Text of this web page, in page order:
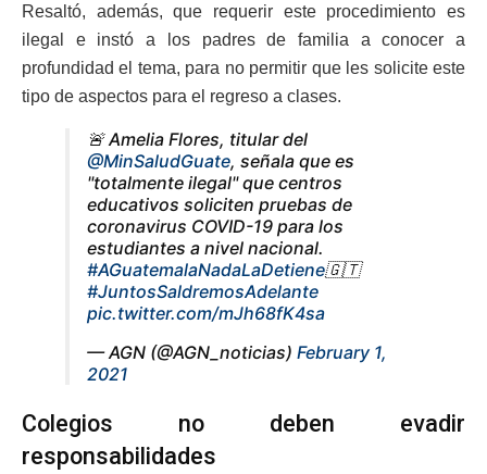
Resaltó, además, que requerir este procedimiento es
ilegal e instó a los padres de familia a conocer a
profundidad el tema, para no permitir que les solicite este
tipo de aspectos para el regreso a clases.
🚨 Amelia Flores, titular del
@MinSaludGuate, señala que es
"totalmente ilegal" que centros
educativos soliciten pruebas de
coronavirus COVID-19 para los
estudiantes a nivel nacional.
#AGuatemalaNadaLaDetiene🇬🇹
#JuntosSaldremosAdelante
pic.twitter.com/mJh68fK4sa
— AGN (@AGN_noticias) February 1,
2021
Colegios no deben evadir
responsabilidades